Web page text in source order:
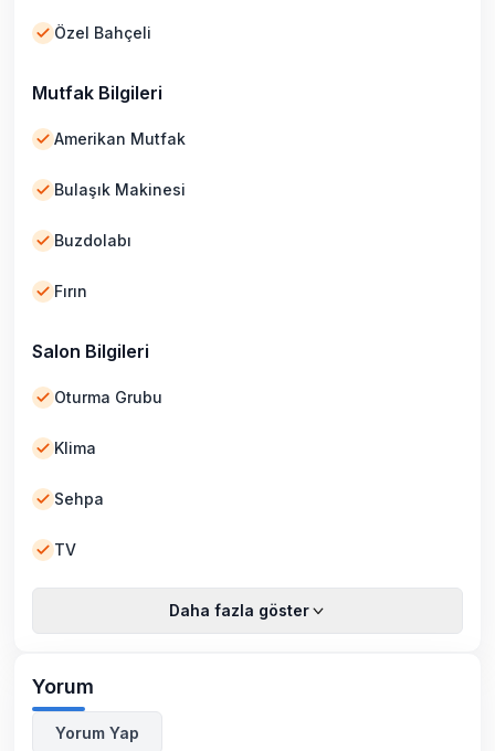
Özel Bahçeli
Mutfak Bilgileri
Amerikan Mutfak
Bulaşık Makinesi
Buzdolabı
Fırın
Salon Bilgileri
Oturma Grubu
Klima
Sehpa
TV
Daha fazla göster
Yorum
Yorum Yap